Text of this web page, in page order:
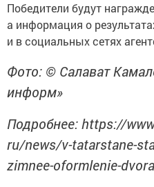
Победители будут
а информация о
и в социальных сетях
Фото: © Салават
информ»
Подробнее: https://
ru/news/v-tatarstane-
zimnee-oformlenie-